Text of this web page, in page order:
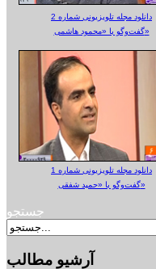
دانلود مجله تلویزیونی شماره 2
گفت‌وگو با «محمود هاشمی»
دانلود مجله تلویزیونی شماره 1
گفت‌وگو با «حمید شفقی»
جستجو
آرشیو مطالب